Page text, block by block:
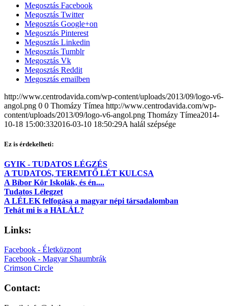
Megosztás Facebook
Megosztás Twitter
Megosztás Google+on
Megosztás Pinterest
Megosztás Linkedin
Megosztás Tumblr
Megosztás Vk
Megosztás Reddit
Megosztás emailben
http://www.centrodavida.com/wp-content/uploads/2013/09/logo-v6-
angol.png 0 0 Thomázy Tímea http://www.centrodavida.com/wp-
content/uploads/2013/09/logo-v6-angol.png Thomázy Tímea2014-
10-18 15:00:332016-03-10 18:50:29A halál szépsége
Ez is érdekelheti:
GYIK - TUDATOS LÉGZÉS
A TUDATOS, TEREMTŐ LÉT KULCSA
A Bíbor Kör Iskolák, és én....
Tudatos Lélegzet
A LÉLEK felfogása a magyar népi társadalomban
Tehát mi is a HALÁL?
Links:
Facebook - Életközpont
Facebook - Magyar Shaumbrák
Crimson Circle
Contact: